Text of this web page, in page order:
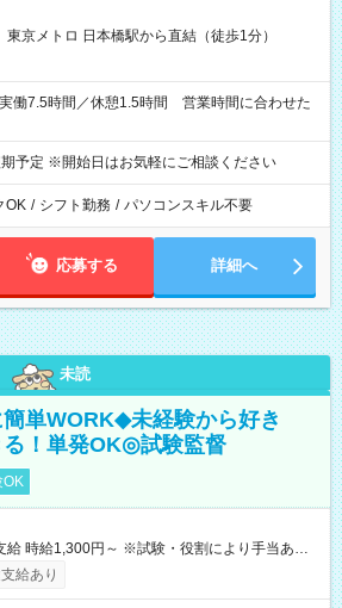
京メトロ 日本橋駅から直結（徒歩1分）
予定 ※開始日はお気軽にご相談ください
OK / シフト勤務 / パソコンスキル不要
応募する 詳細へ
未読
単WORK◆未経験から好き
！単発OK◎試験監督
OK
手当あり
り昇給あり 【即給（前払い）オプションあ
る場合、勤務から1週間ほどで給与の一部を受け
給あり